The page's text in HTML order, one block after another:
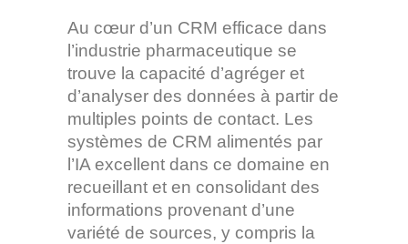
Au cœur d’un CRM efficace dans
l’industrie pharmaceutique se
trouve la capacité d’agréger et
d’analyser des données à partir de
multiples points de contact. Les
systèmes de CRM alimentés par
l’IA excellent dans ce domaine en
recueillant et en consolidant des
informations provenant d’une
variété de sources, y compris la